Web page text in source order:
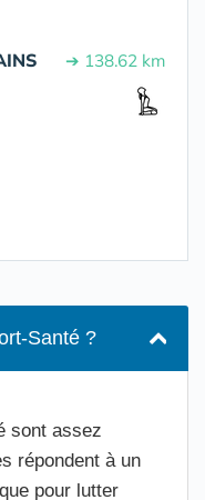
➔ 138.62 km
Santé ?
sont assez
répondent à un
pour lutter